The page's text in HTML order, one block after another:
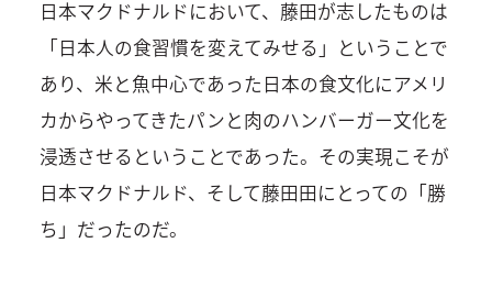
日本マクドナルドにおいて、藤田が志したものは
「日本人の食習慣を変えてみせる」ということで
あり、米と魚中心であった日本の食文化にアメリ
カからやってきたパンと肉のハンバーガー文化を
浸透させるということであった。その実現こそが
日本マクドナルド、そして藤田田にとっての「勝
ち」だったのだ。